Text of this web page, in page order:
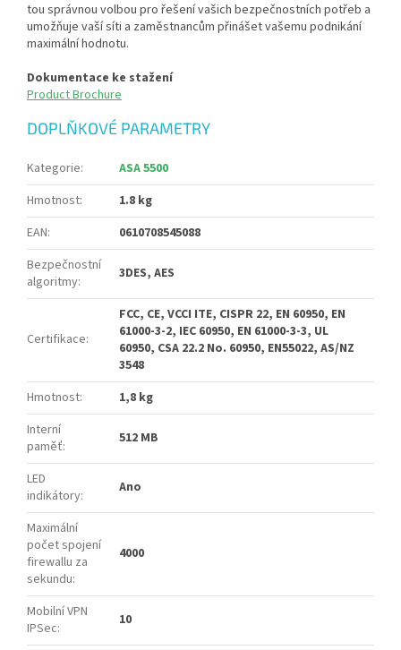
tou správnou volbou pro řešení vašich bezpečnostních potřeb a
umožňuje vaší síti a zaměstnancům přinášet vašemu podnikání
maximální hodnotu.
Dokumentace ke stažení
Product Brochure
DOPLŇKOVÉ PARAMETRY
Kategorie:
ASA 5500
Hmotnost:
1.8 kg
EAN:
0610708545088
Bezpečnostní
algoritmy: 3DES, AES
Certifikace:
FCC, CE, VCCI ITE, CISPR 22, EN 60950, EN
61000-3-2, IEC 60950, EN 61000-3-3, UL
60950, CSA 22.2 No. 60950, EN55022, AS/NZ
3548
Hmotnost:
1,8 kg
Interní
paměť: 512 MB
LED
indikátory: Ano
Maximální
počet spojení
firewallu za
sekundu:
4000
Mobilní VPN
IPSec: 10